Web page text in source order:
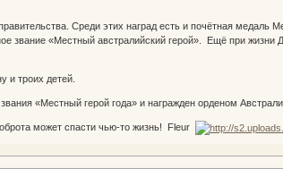
Среди этих наград есть и почётная медаль
звание «Местный австралийский герой». Ещё при жизни
и троих детей.
«Местный герой года» и награжден орденом
может спасти чью-то жизнь! Fleur